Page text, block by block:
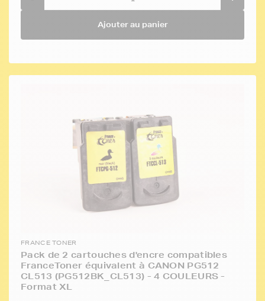
Ajouter au panier
FRANCE TONER
Pack de 2 cartouches d'encre compatibles
FranceToner équivalent à CANON PG512
CL513 (PG512BK_CL513) - 4 COULEURS -
Format XL